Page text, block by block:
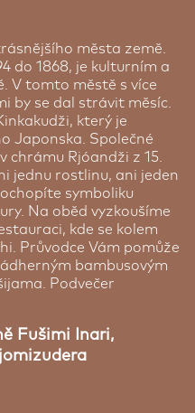
tzv.. Yukatou. Na
na japonská čísla
využívat přes
čemuž se tak v
preferujete luxusní
Vám zlepšit si úroveň
během celého
vybíráme elitní hotel:
města země.
do 1868, je kulturním a
V tomto městě s více
by se dal strávit měsíc.
který je
Japonska. Společné
chrámu Rjóandži z 15.
jednu rostlinu, ani jeden
symboliku
Na oběd vyzkoušíme
kde se kolem
Průvodce Vám pomůže
bambusovým
Podvečer
Fušimi Inari,